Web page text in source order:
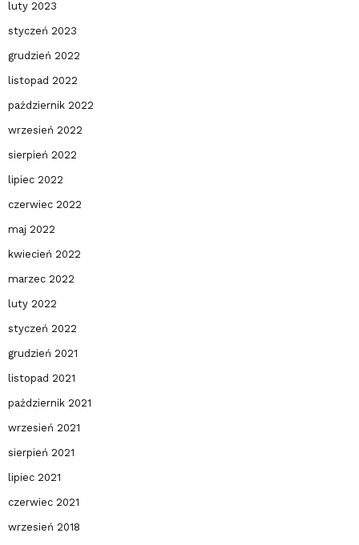
luty 2023
styczeń 2023
grudzień 2022
listopad 2022
październik 2022
wrzesień 2022
sierpień 2022
lipiec 2022
czerwiec 2022
maj 2022
kwiecień 2022
marzec 2022
luty 2022
styczeń 2022
grudzień 2021
listopad 2021
październik 2021
wrzesień 2021
sierpień 2021
lipiec 2021
czerwiec 2021
wrzesień 2018